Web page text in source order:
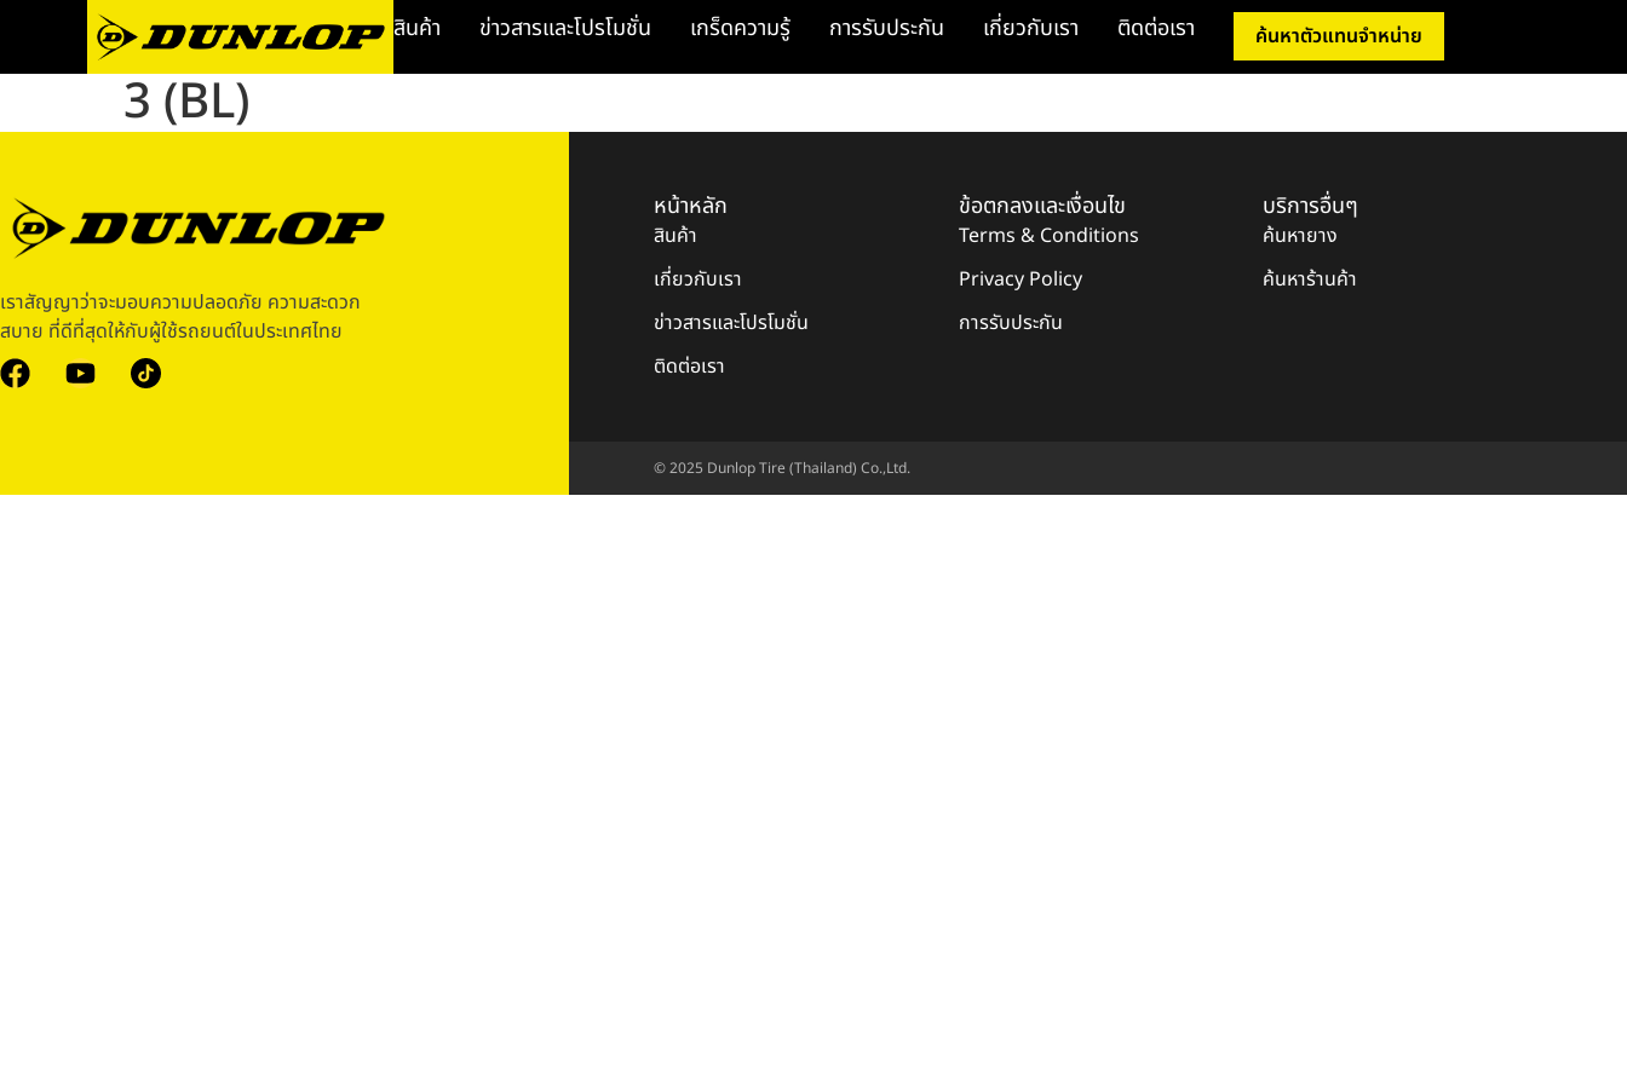
สินค้า ข่าวสารและโปรโมชั่น เกร็ดความรู้ การรับประกัน เกี่ยวกับเรา ติดต่อเรา ค้นหาตัวแทนจำหน่าย
3 (BL)
เราสัญญาว่าจะมอบความปลอดภัย ความสะดวก
สบาย ที่ดีที่สุดให้กับผู้ใช้รถยนต์ในประเทศไทย
หน้าหลัก
สินค้า
เกี่ยวกับเรา
ข่าวสารและโปรโมชั่น
ติดต่อเรา
ข้อตกลงและเงื่อนไข
Terms & Conditions
Privacy Policy
การรับประกัน
บริการอื่นๆ
ค้นหายาง
ค้นหาร้านค้า
© 2025 Dunlop Tire (Thailand) Co.,Ltd.